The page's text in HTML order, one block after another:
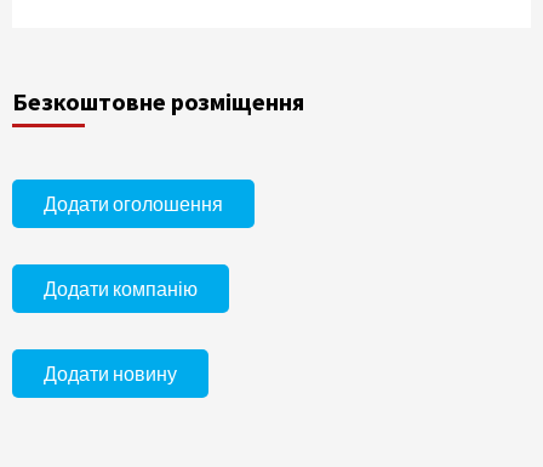
Безкоштовне розміщення
Додати оголошення
Додати компанію
Додати новину